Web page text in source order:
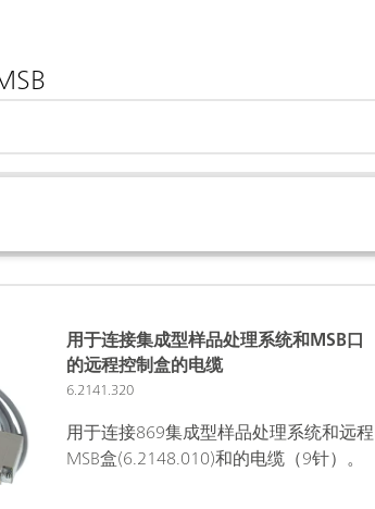
用于连接集成型样品处理系统和MSB口
的远程控制盒的电缆
6.2141.320
用于连接869集成型样品处理系统和远程
MSB盒(6.2148.010)和的电缆（9针）。